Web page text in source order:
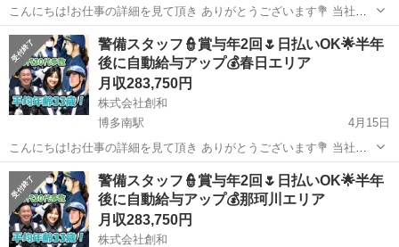
こんにちは!お仕事の詳細を見て頂き ありがとうございます💐 当社は
入社後のミスマッチが無いよう、 詳細に内容を記載することを心がけ
ています。 気になる部分をチェックしてみてください✨ 【継続勤務で
10万円支...
福岡 那珂川市 博多南駅 警備員 未経験
警備スタッフ👮賞与年2回🌷日払いOK🌟半年
後に自動給与アップ💰春日エリア
月収283,750円
株式会社創和
博多南駅
4月15日
こんにちは!お仕事の詳細を見て頂き ありがとうございます💐 当社は
入社後のミスマッチが無いよう、 詳細に内容を記載することを心がけ
ています。 気になる部分をチェックしてみてください✨ 【継続勤務で
10万円支...
福岡 春日市 博多南駅 警備員 未経験
警備スタッフ👮賞与年2回🌷日払いOK🌟半年
後に自動給与アップ💰那珂川エリア
月収283,750円
株式会社創和